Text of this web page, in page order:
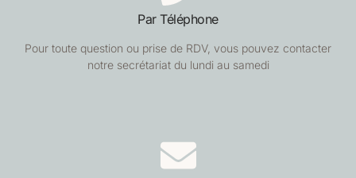
Par Téléphone
Pour toute question ou prise de RDV, vous pouvez contacter
notre secrétariat du lundi au samedi